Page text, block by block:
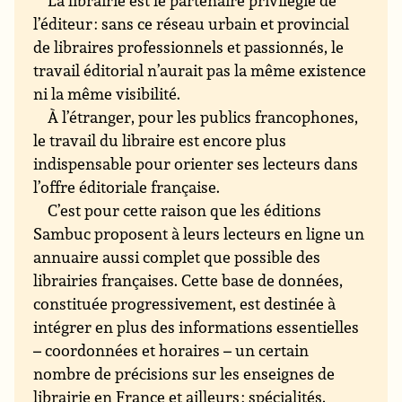
l’éditeur : sans ce réseau urbain et provincial
de libraires professionnels et passionnés, le
travail éditorial n’aurait pas la même existence
ni la même visibilité.
À l’étranger, pour les publics francophones,
le travail du libraire est encore plus
indispensable pour orienter ses lecteurs dans
l’offre éditoriale française.
C’est pour cette raison que les éditions
Sambuc proposent à leurs lecteurs en ligne un
annuaire aussi complet que possible des
librairies françaises. Cette base de données,
constituée progressivement, est destinée à
intégrer en plus des informations essentielles
– coordonnées et horaires – un certain
nombre de précisions sur les enseignes de
librairie en France et ailleurs : spécialités,